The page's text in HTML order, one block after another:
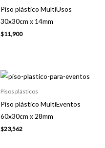
Piso plástico MultiUsos
30x30cm x 14mm
$11,900
Pisos plásticos
Piso plástico MultiEventos
60x30cm x 28mm
$23,562